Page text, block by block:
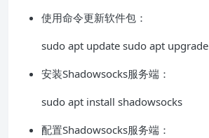
使用命令更新软件包：
sudo apt update sudo apt upgrade
安装Shadowsocks服务端：
sudo apt install shadowsocks
配置Shadowsocks服务端：